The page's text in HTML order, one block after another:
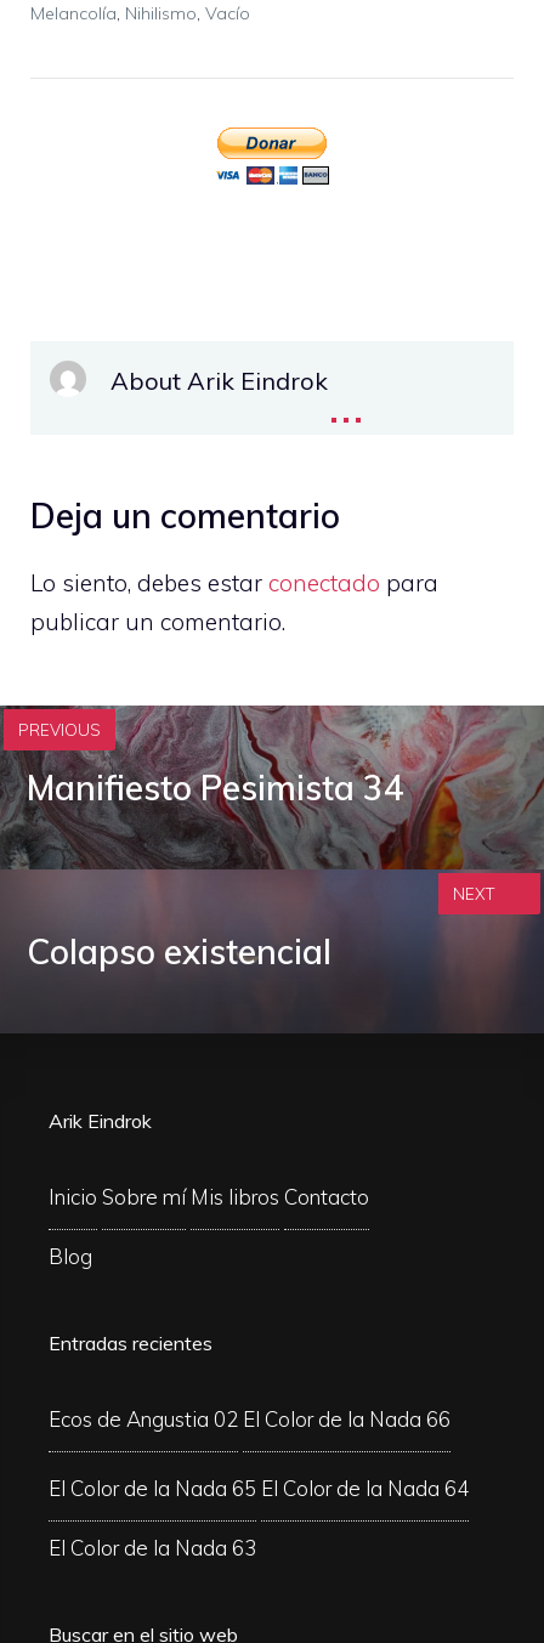
Melancolía, Nihilismo, Vacío
About Arik Eindrok...
Deja un comentario
Lo siento, debes estar conectado para
publicar un comentario.
PREVIOUS
Manifiesto Pesimista 34
Colapso existencial
NEXT
Arik Eindrok
Inicio Sobre mí Mis libros Contacto
Blog
Entradas recientes
Ecos de Angustia 02 El Color de la Nada 66
El Color de la Nada 65 El Color de la Nada 64
El Color de la Nada 63
Buscar en el sitio web